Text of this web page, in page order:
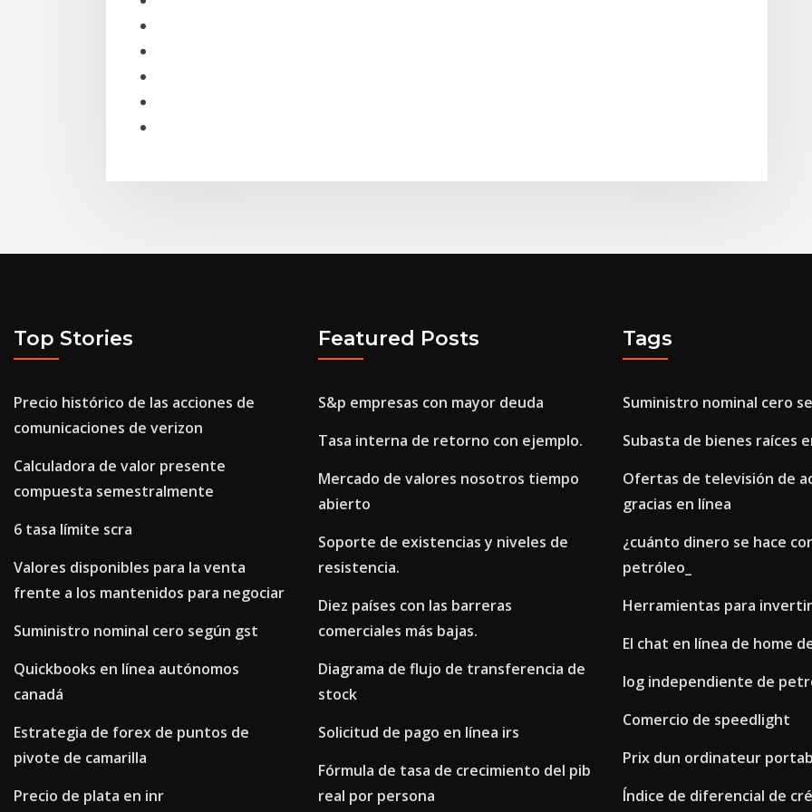
Top Stories
Precio histórico de las acciones de
comunicaciones de verizon
Calculadora de valor presente
compuesta semestralmente
6 tasa límite scra
Valores disponibles para la venta
frente a los mantenidos para negociar
Suministro nominal cero según gst
Quickbooks en línea autónomos
canadá
Estrategia de forex de puntos de
pivote de camarilla
Precio de plata en inr
Featured Posts
S&p empresas con mayor deuda
Tasa interna de retorno con ejemplo.
Mercado de valores nosotros tiempo
abierto
Soporte de existencias y niveles de
resistencia.
Diez países con las barreras
comerciales más bajas.
Diagrama de flujo de transferencia de
stock
Solicitud de pago en línea irs
Fórmula de tasa de crecimiento del pib
real por persona
Tags
Suministro nominal cero
Subasta de bienes raíces
Ofertas de televisión de
gracias en línea
¿cuánto dinero se hace
petróleo_
Herramientas para
El chat en línea de home
Iog independiente de
Comercio de speedlight
Prix dun ordinateur
Índice de diferencial de